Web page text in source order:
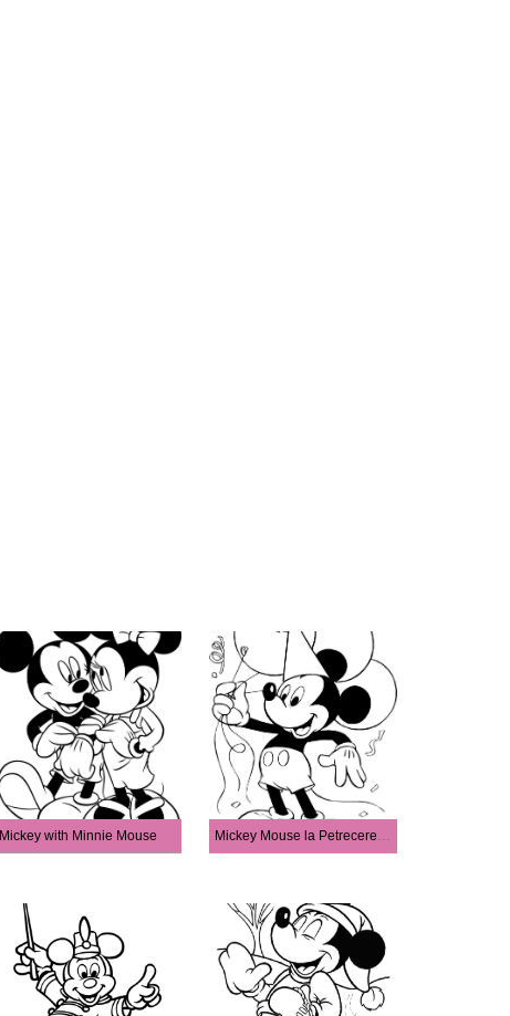
Mickey with Minnie Mouse Mickey Mouse la Petrecerea De Aniversare